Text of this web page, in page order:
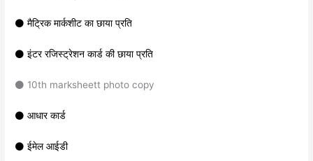
⚫ मैट्रिक मार्कशीट का छाया प्रति
⚫ इंटर रजिस्ट्रेशन कार्ड की छाया प्रति
⚫ 10th marksheett photo copy
⚫ आधार कार्ड
⚫ ईमेल आईडी